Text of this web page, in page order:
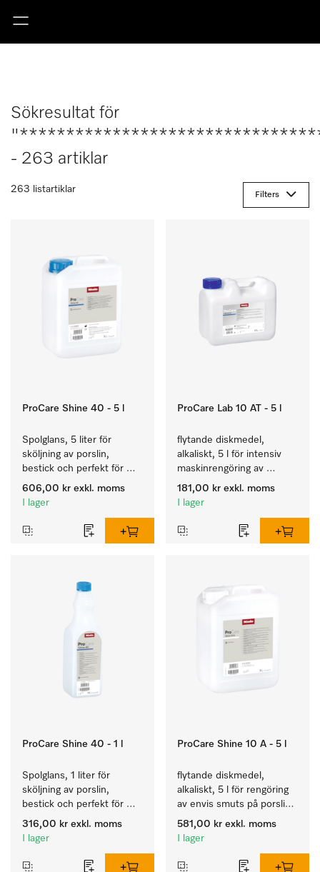
Sökresultat för
- 263 artiklar
263 listartiklar
Filters
ProCare Shine 40 - 5 l
Spolglans, 5 liter för
sköljning av porslin,
bestick och perfekt för
glas.
606,00 kr exkl. moms
I lager
ProCare Lab 10 AT - 5 l
flytande diskmedel,
alkaliskt, 5 l för intensiv
maskinrengöring av
laboratorieglas och -
instrument.
181,00 kr exkl. moms
I lager
ProCare Shine 40 - 1 l
Spolglans, 1 liter för
sköljning av porslin,
bestick och perfekt för
glas.
316,00 kr exkl. moms
I lager
ProCare Shine 10 A - 5 l
flytande diskmedel,
alkaliskt, 5 l för rengöring
av envis smuts på porslin,
bestick och glas.
581,00 kr exkl. moms
I lager